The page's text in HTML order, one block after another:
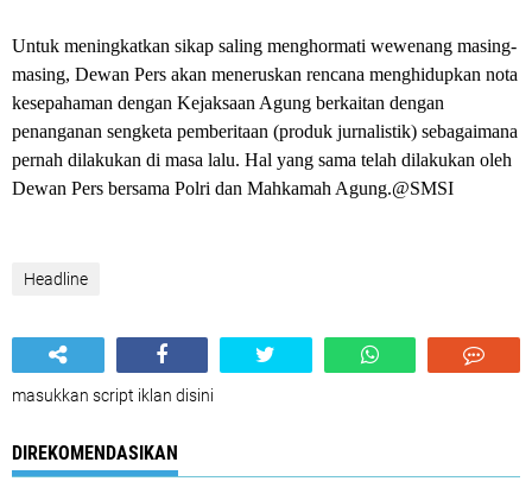
Untuk meningkatkan sikap saling menghormati wewenang masing-
masing, Dewan Pers akan meneruskan rencana menghidupkan nota
kesepahaman dengan Kejaksaan Agung berkaitan dengan
penanganan sengketa pemberitaan (produk jurnalistik) sebagaimana
pernah dilakukan di masa lalu. Hal yang sama telah dilakukan oleh
Dewan Pers bersama Polri dan Mahkamah Agung.@SMSI
Headline
masukkan script iklan disini
DIREKOMENDASIKAN